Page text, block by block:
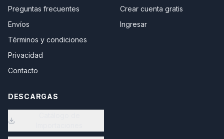
Preguntas frecuentes
Envíos
Términos y condiciones
Privacidad
Contacto
Crear cuenta gratis
Ingresar
DESCARGAS